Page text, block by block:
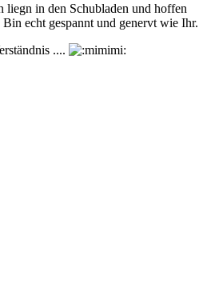
liegn in den Schubladen und hoffen
echt gespannt und genervt wie Ihr.
....